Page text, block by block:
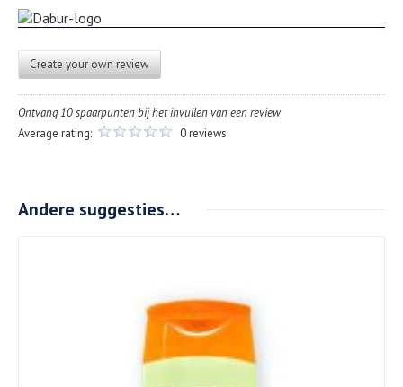
Create your own review
Ontvang 10 spaarpunten bij het invullen van een review
Average rating:
0 reviews
Andere suggesties…